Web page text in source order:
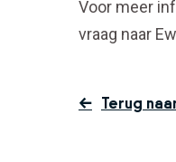
Voor meer
vraag naar
Terug